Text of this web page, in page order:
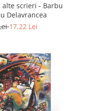
alte scrieri - Barbu
Delavrancea
17,22 Lei